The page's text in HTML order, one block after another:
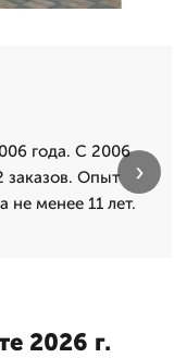
года. С 2006
заказов. Опыт
не менее 11 лет.
›
2026 г.